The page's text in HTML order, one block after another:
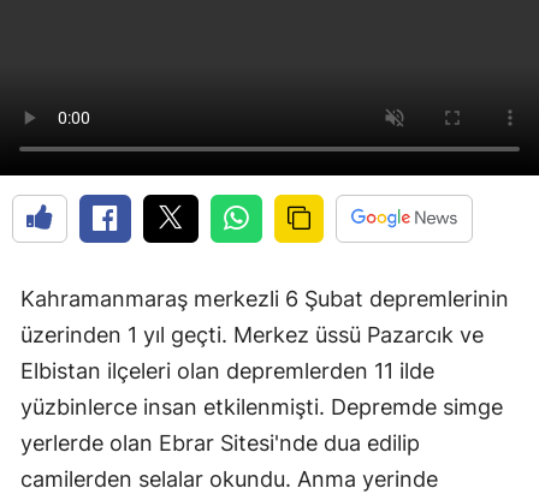
Kahramanmaraş merkezli 6 Şubat depremlerinin
üzerinden 1 yıl geçti. Merkez üssü Pazarcık ve
Elbistan ilçeleri olan depremlerden 11 ilde
yüzbinlerce insan etkilenmişti. Depremde simge
yerlerde olan Ebrar Sitesi'nde dua edilip
camilerden selalar okundu. Anma yerinde